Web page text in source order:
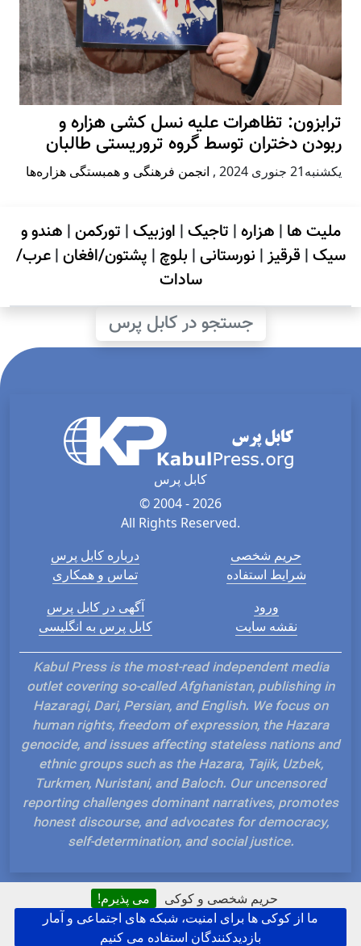
حریم شخصی و کوکی
می پذیرم!
ما از کوکی ها برای امنیت، شبکه های اجتماعی و آمار
بازدیدکنندگان استفاده می کنیم
ترابزون: تظاهرات علیه نسل کشی هزاره و
ربودن دختران توسط گروه تروریستی طالبان
يكشنبه21 جنوری 2024 , انجمن فرهنگی و همبستگی هزاره‌ها
ملیت ها | هزاره| تاجیک| اوزبیک| تورکمن| هندو و
سیک| قرقیز| نورستانی| بلوچ | پشتون/افغان|عرب/
سادات
جستجو در کابل پرس
کابل پرس
© 2004 - 2026
All Rights Reserved.
درباره کابل پرس
تماس و همکاری
حریم شخصی
شرایط استفاده
آگهی در کابل پرس
کابل پرس به انگلیسی
ورود
نقشه سایت
Kabul Press is the most-read independent media
outlet covering so-called Afghanistan, publishing in
Hazaragi, Dari, Persian, and English. We focus on
human rights, freedom of expression, the Hazara
genocide, and issues affecting stateless nations and
ethnic groups such as the Hazara, Tajik, Uzbek,
Turkmen, Nuristani, and Baloch. Our uncensored
reporting challenges dominant narratives, promotes
honest discourse, and advocates for democracy,
self-determination, and social justice.
Hosted and Developed by IP Plans